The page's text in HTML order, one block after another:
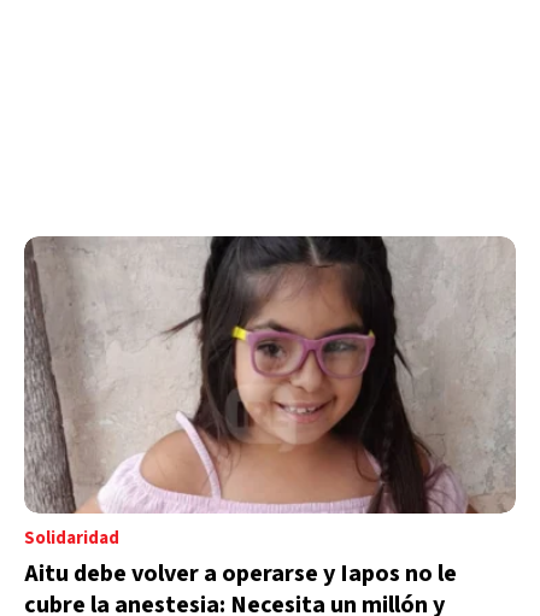
Solidaridad
Aitu debe volver a operarse y Iapos no le
cubre la anestesia: Necesita un millón y